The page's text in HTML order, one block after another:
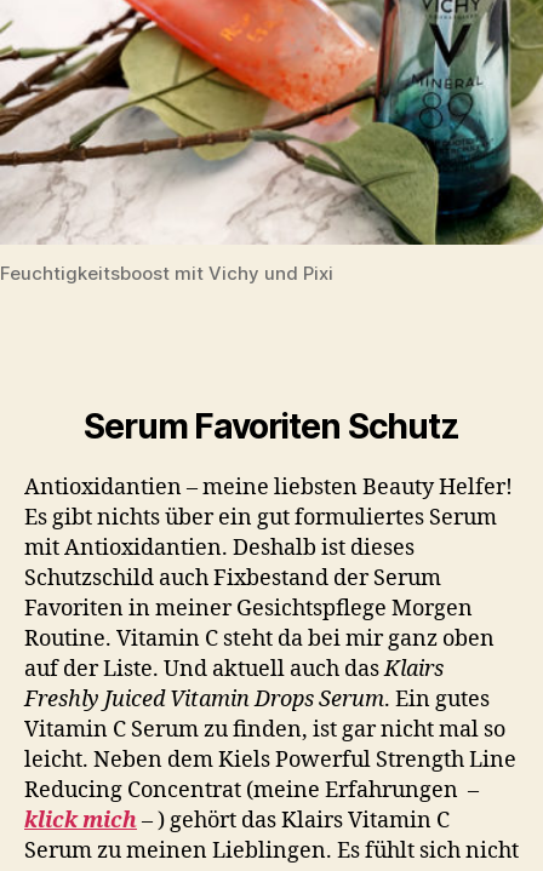
Feuchtigkeitsboost mit Vichy und Pixi
Serum Favoriten Schutz
Antioxidantien – meine liebsten Beauty Helfer!
Es gibt nichts über ein gut formuliertes Serum
mit Antioxidantien. Deshalb ist dieses
Schutzschild auch Fixbestand der Serum
Favoriten in meiner Gesichtspflege Morgen
Routine. Vitamin C steht da bei mir ganz oben
auf der Liste. Und aktuell auch dasKlairs
Freshly Juiced Vitamin Drops Serum. Ein gutes
Vitamin C Serum zu finden, ist gar nicht mal so
leicht. Neben dem Kiels Powerful Strength Line
Reducing Concentrat (meine Erfahrungen –
klick mich– ) gehört das Klairs Vitamin C
Serum zu meinen Lieblingen. Es fühlt sich nicht